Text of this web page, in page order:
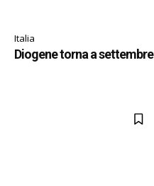
Italia
Diogene torna a settembre